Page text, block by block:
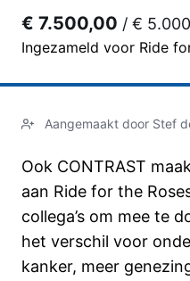
€ 7.500,00 / €
Ingezameld voor Ride
Aangemaakt door Stef
Ook CONTRAST
aan Ride for the
collega’s om mee te
het verschil voor
kanker, meer